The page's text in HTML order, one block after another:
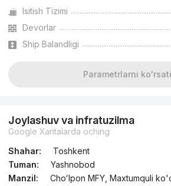
Isitish Tizimi
Devorlar
Ship Balandligi
Parametrlarni
Joylashuv va infratuzilma
Google Xaritalarda oching
Shahar:
Toshkent
Tuman:
Yashnobod
Manzil:
Choʻlpon MFY, Maxtumquli